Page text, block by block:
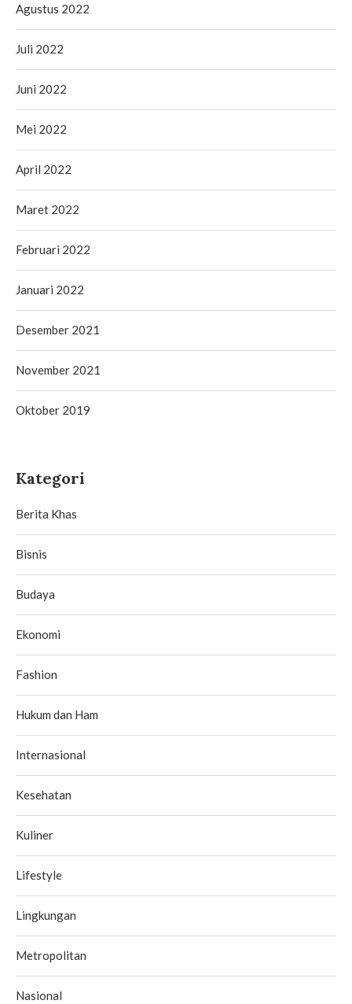
Agustus 2022
Juli 2022
Juni 2022
Mei 2022
April 2022
Maret 2022
Februari 2022
Januari 2022
Desember 2021
November 2021
Oktober 2019
Kategori
Berita Khas
Bisnis
Budaya
Ekonomi
Fashion
Hukum dan Ham
Internasional
Kesehatan
Kuliner
Lifestyle
Lingkungan
Metropolitan
Nasional